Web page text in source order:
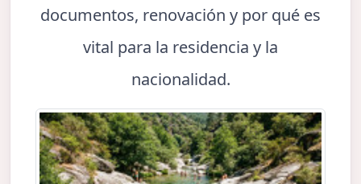
documentos, renovación y por qué es
vital para la residencia y la
nacionalidad.